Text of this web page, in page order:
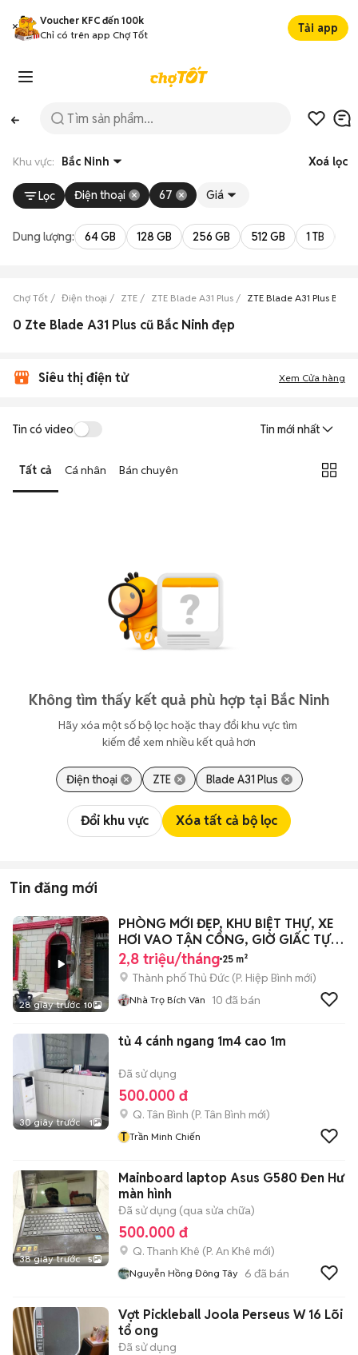
Voucher KFC đến 100k
Chỉ có trên app Chợ Tốt
Tải app
Khu vực: Bắc Ninh Xoá lọc
Lọc Điện thoại 67 Giá
Dung lượng: 64 GB 128 GB 256 GB 512 GB 1 TB
Chợ Tốt Điện thoại ZTE ZTE Blade A31 Plus ZTE Blade A31 Plus Bắc
0 Zte Blade A31 Plus cũ Bắc Ninh đẹp
Siêu thị điện tử Xem Cửa hàng
Tin có video Tin mới nhất
Tất cả Cá nhân Bán chuyên
Không tìm thấy kết quả phù hợp tại Bắc Ninh
Hãy xóa một số bộ lọc hoặc thay đổi khu vực tìm
kiếm để xem nhiều kết quả hơn
Điện thoại ZTE Blade A31 Plus
Đổi khu vực Xóa tất cả bộ lọc
Tin đăng mới
28 giây trước 10
PHÒNG MỚI ĐẸP, KHU BIỆT THỰ, XE
HƠI VAO TẬN CỔNG, GIỜ GIẤC TỰ
DO, RẼ
2,8 triệu/tháng 25 m²
Thành phố Thủ Đức (P. Hiệp Bình mới)
Nhà Trọ Bích Vân 10 đã bán
30 giây trước 1
tủ 4 cánh ngang 1m4 cao 1m
Đã sử dụng
500.000 đ
Q. Tân Bình (P. Tân Bình mới)
T Trần Minh Chiến
38 giây trước 5
Mainboard laptop Asus G580 Đen Hư
màn hình
Đã sử dụng (qua sửa chữa)
500.000 đ
Q. Thanh Khê (P. An Khê mới)
Nguyễn Hồng Đông Tây 6 đã bán
Vợt Pickleball Joola Perseus W 16 Lõi
tổ ong
Đã sử dụng